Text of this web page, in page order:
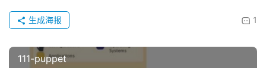
1
生成海报
111-puppet